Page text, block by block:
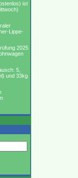
ist
Lippe-
2025
5,
und 33kg